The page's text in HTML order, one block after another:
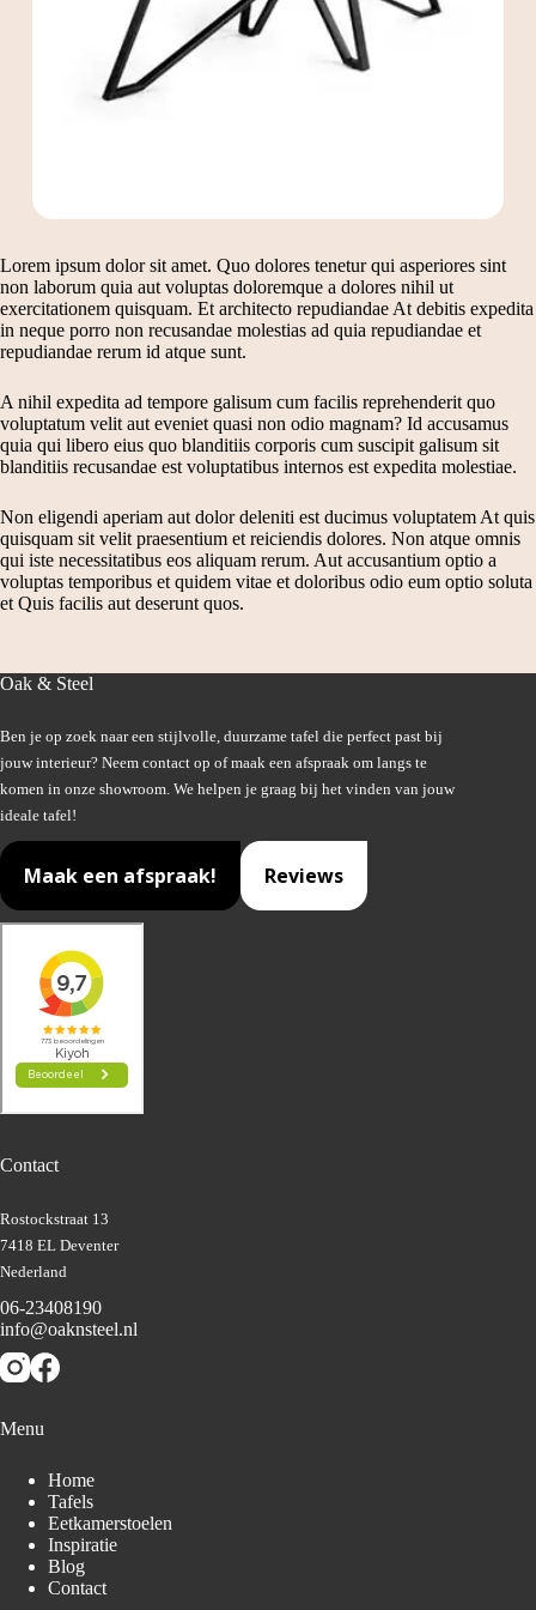
Lorem ipsum dolor sit amet. Quo dolores tenetur qui asperiores sint
non laborum quia aut voluptas doloremque a dolores nihil ut
exercitationem quisquam. Et architecto repudiandae At debitis expedita
in neque porro non recusandae molestias ad quia repudiandae et
repudiandae rerum id atque sunt.
A nihil expedita ad tempore galisum cum facilis reprehenderit quo
voluptatum velit aut eveniet quasi non odio magnam? Id accusamus
quia qui libero eius quo blanditiis corporis cum suscipit galisum sit
blanditiis recusandae est voluptatibus internos est expedita molestiae.
Non eligendi aperiam aut dolor deleniti est ducimus voluptatem At quis
quisquam sit velit praesentium et reiciendis dolores. Non atque omnis
qui iste necessitatibus eos aliquam rerum. Aut accusantium optio a
voluptas temporibus et quidem vitae et doloribus odio eum optio soluta
et Quis facilis aut deserunt quos.
Oak & Steel
Ben je op zoek naar een stijlvolle, duurzame tafel die perfect past bij
jouw interieur? Neem contact op of maak een afspraak om langs te
komen in onze showroom. We helpen je graag bij het vinden van jouw
ideale tafel!
Maak een afspraak! Reviews
Contact
Rostockstraat 13
7418 EL Deventer
Nederland
06-23408190
info@oaknsteel.nl
Menu
Home
Tafels
Eetkamerstoelen
Inspiratie
Blog
Contact